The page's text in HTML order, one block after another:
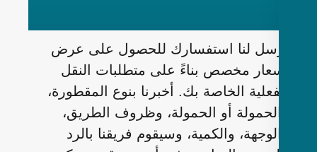
لنا استفسارك للحصول على عرض
مخصص بناءً على متطلبات النقل
الخاصة بك. أخبرنا بنوع المقطورة،
أو الحمولة، وظروف الطريق،
والكمية، وسيقوم فريقنا بالرد